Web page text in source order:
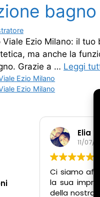
Ezio Milano: il
ma anche la
Grazie a … Leggi
Ezio Milano
Ezio Milano
Elia
11/07/
Ci siamo
la sua
della nostra